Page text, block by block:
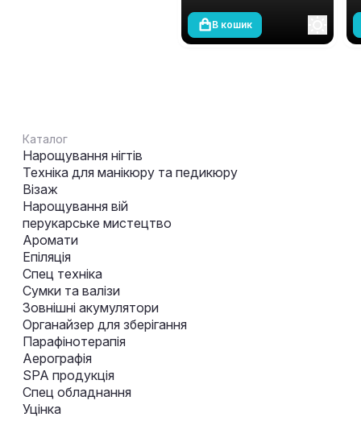
В кошик
Каталог
Нарощування нігтів
Техніка для манікюру та педикюру
Візаж
Нарощування вій
перукарське мистецтво
Аромати
Епіляція
Спец техніка
Сумки та валізи
Зовнішні акумулятори
Органайзер для зберігання
Парафінотерапія
Аерографія
SPA продукція
Спец обладнання
Уцінка